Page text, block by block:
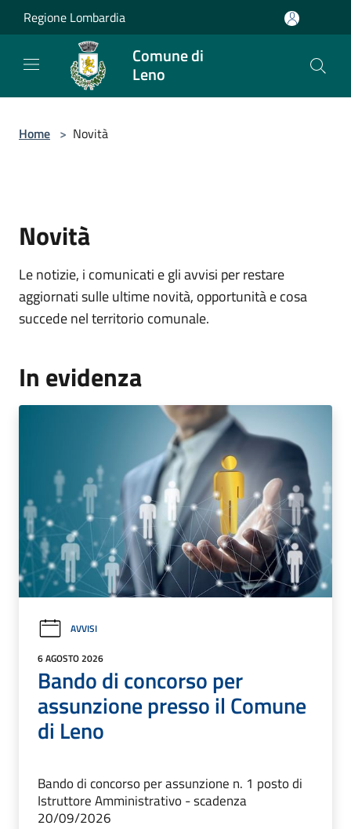
Salta al contenuto principale
Regione Lombardia
Comune di
Leno
Home > Novità
Novità
Le notizie, i comunicati e gli avvisi per restare
aggiornati sulle ultime novità, opportunità e cosa
succede nel territorio comunale.
In evidenza
AVVISI
6 AGOSTO 2026
Bando di concorso per
assunzione presso il Comune
di Leno
Bando di concorso per assunzione n. 1 posto di
Istruttore Amministrativo - scadenza
20/09/2026